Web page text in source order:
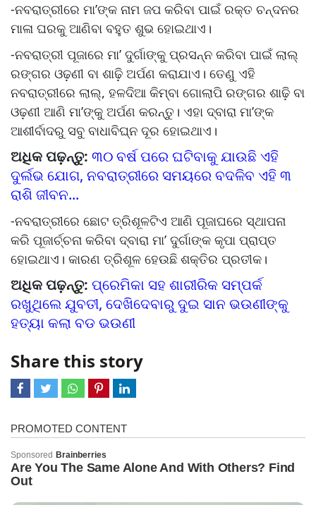
-ନବରାତ୍ରୀରେ ମା’ଙ୍କ ନାମ ଜପ କରିବା ପାଇଁ ରକ୍ତ ଚନ୍ଦନର
ମାଳା ଘରକୁ ଆଣିବା ବହୁତ ଶୁଭ ହୋଇଥାଏ।
-ନବରାତ୍ରୀ ପୂଜାରେ ମା’ ଦୁର୍ଗାଙ୍କୁ ପ୍ରସନ୍ନ କରିବା ପାଇଁ ଲାଲ୍‌
ରଙ୍ଗର ଓଢ଼ଣୀ ବା ଶାଢ଼ି ଅର୍ପଣ କରାଯାଏ। ତେଣୁ ଏହି
ନବରାତ୍ରୀରେ ଲାଲ୍‌, ହଳଦିଆ କିମ୍ବା ଗୋଲାପି ରଙ୍ଗର ଶାଢ଼ି ବା
ଓଢ଼ଣୀ ଆଣି ମା’ଙ୍କୁ ଅର୍ପଣ କରନ୍ତୁ। ଏହା ଦ୍ବାରା ମା’ଙ୍କ
ଆଶୀର୍ବାଦରୁ ସବୁ ବାଧାବିଘ୍ନ ଦୂର ହୋଇଥାଏ।
ଅଧିକ ପଢ଼ନ୍ତୁ: ୩୦ ବର୍ଷ ପରେ ଘଟିବାକୁ ଯାଉଛି ଏହି
ଦୁର୍ଲଭ ଯୋଗ, ନବରାତ୍ରୀରେ ସମୟରେ ବଦଳିବ ଏହି ୩
ରାଶି ଜୀବନ...
-ନବରାତ୍ରୀରେ ଛୋଟ ତ୍ରିଶୂଳଟିଏ ଆଣି ପୂଜାଘରେ ସ୍ଥାପନା
କରି ପୂଜାର୍ଚ୍ଚନା କରିବା ଦ୍ବାରା ମା’ ଦୁର୍ଗାଙ୍କ କୃପା ପ୍ରାପ୍ତ
ହୋଇଥାଏ। କାରଣ ତ୍ରିଶୂଳ ହେଉଛି ଶକ୍ତିର ପ୍ରତୀକ।
ଅଧିକ ପଢ଼ନ୍ତୁ: ପ୍ରେମିକା ସହ ଶାରୀରିକ ସମ୍ପର୍କ
ରଖୁଥିଲେ ଯୁବତୀ, ଦେଖିଦେବାରୁ ଦୁଇ ସାନ ଭଉଣୀଙ୍କୁ
ହତ୍ୟା କଲା ବଡ ଭଉଣୀ
Share this story